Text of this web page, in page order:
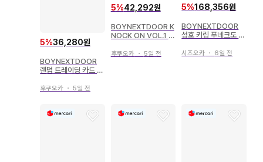
5%36,280원
BOYNEXTDOOR
랜덤 트레이딩 카드 J
ON 4/8
후쿠오카 ・ 5일 전
5%42,292원
BOYNEXTDOOR K
NOCK ON VOL.1 FI
드로우 키링
후쿠오카・ 5일 전
5%168,356원
BOYNEXTDOOR
성호 키링 푸네크도 트
시즈오카 ・ 6일 전